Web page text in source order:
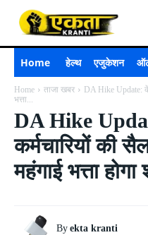
Home हेल्थ एजुकेशन
Home ताजा खबर
DA Hike Update:
भत्ता...
DA Hike
कर्मचारियों की
महंगाई भत्ता होगा
By ekta kranti